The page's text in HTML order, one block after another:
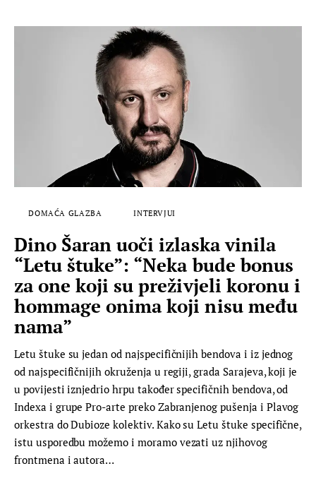
DOMAĆA GLAZBA INTERVJUI
Dino Šaran uoči izlaska vinila
“Letu štuke”: “Neka bude bonus
za one koji su preživjeli koronu i
hommage onima koji nisu među
nama”
Letu štuke su jedan od najspecifičnijih bendova i iz jednog
od najspecifičnijih okruženja u regiji, grada Sarajeva, koji je
u povijesti iznjedrio hrpu također specifičnih bendova, od
Indexa i grupe Pro-arte preko Zabranjenog pušenja i Plavog
orkestra do Dubioze kolektiv. Kako su Letu štuke specifične,
istu usporedbu možemo i moramo vezati uz njihovog
frontmena i autora…